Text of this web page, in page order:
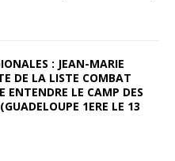
: JEAN-MARIE
DE LA LISTE COMBAT
ENTENDRE LE CAMP DES
1ERE LE 13